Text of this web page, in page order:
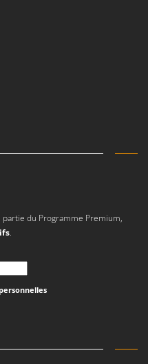
du Programme Premium,
.